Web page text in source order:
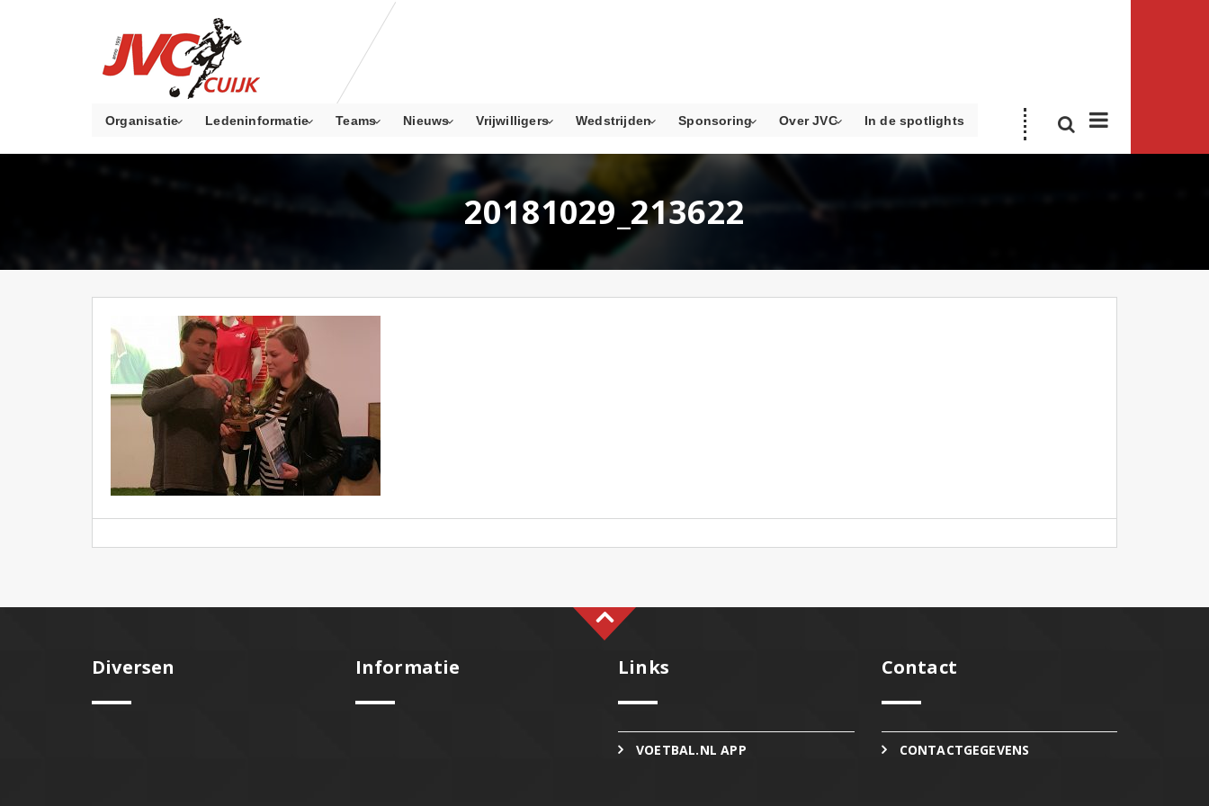
Organisatie Ledeninformatie Teams Nieuws Vrijwilligers Wedstrijden Sponsoring Over JVC In de spotlights
20181029_213622
Diversen Informatie Links
VOETBAL.NL APP
Contact
CONTACTGEGEVENS